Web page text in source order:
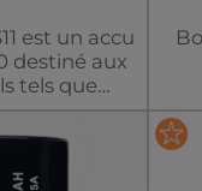
est un accu
destiné aux
tels que